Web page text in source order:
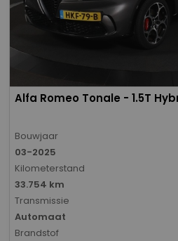
Alfa Romeo Tonale - 1.5T
Bouwjaar
03-2025
Kilometerstand
33.754 km
Transmissie
Automaat
Brandstof